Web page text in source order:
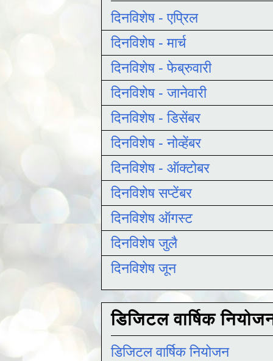
दिनविशेष - एप्रिल
दिनविशेष - मार्च
दिनविशेष - फेब्रुवारी
दिनविशेष - जानेवारी
दिनविशेष - डिसेंबर
दिनविशेष - नोव्हेंबर
दिनविशेष - ऑक्टोबर
दिनविशेष सप्टेंबर
दिनविशेष ऑगस्ट
दिनविशेष जुलै
दिनविशेष जून
डिजिटल वार्षिक
डिजिटल वार्षिक नियोजन